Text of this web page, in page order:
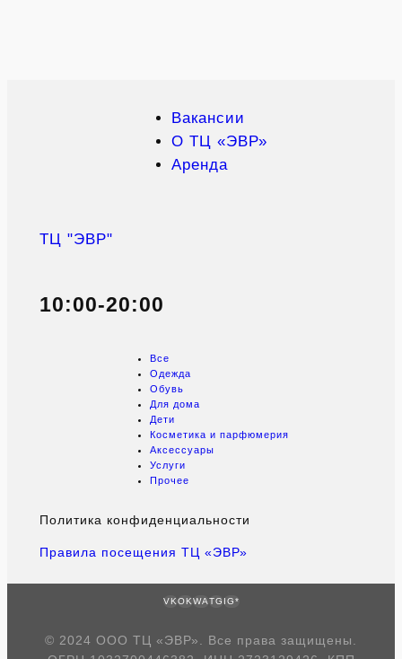
Вакансии
О ТЦ «ЭВР»
Аренда
ТЦ "ЭВР"
10:00-20:00
Все
Одежда
Обувь
Для дома
Дети
Косметика и парфюмерия
Аксессуары
Услуги
Прочее
Политика конфиденциальности
Правила посещения ТЦ «ЭВР»
VKOKWATGIG*
© 2024 ООО ТЦ «ЭВР». Все права защищены.